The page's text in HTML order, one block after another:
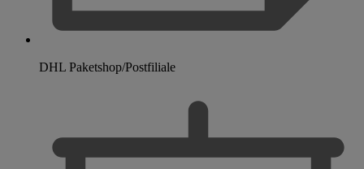
DHL Paketshop/Postfiliale